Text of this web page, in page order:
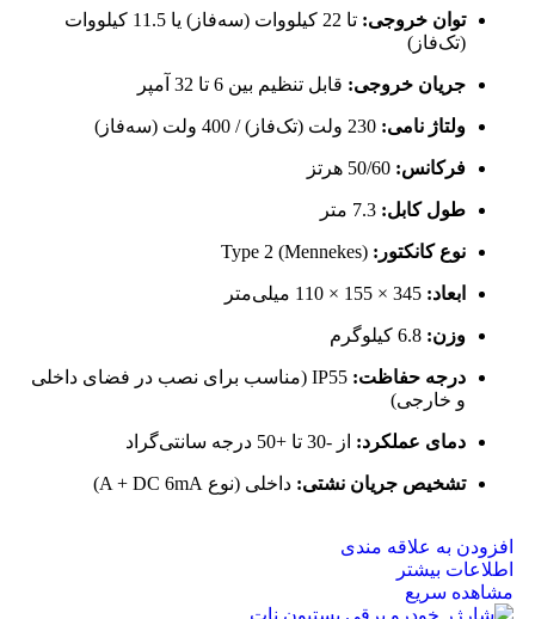
توان خروجی:
تا 22 کیلووات (سه‌فاز) یا 11.5 کیلووات
(تک‌فاز)
جریان خروجی: قابل تنظیم بین 6 تا 32 آمپر
ولتاژ نامی: 230 ولت (تک‌فاز) / 400 ولت (سه‌فاز)
فرکانس: 50/60 هرتز
طول کابل: 7.3 متر
نوع کانکتور: Type 2 (Mennekes)
ابعاد: 345 × 155 × 110 میلی‌متر
وزن: 6.8 کیلوگرم
درجه حفاظت:
IP55 (مناسب برای نصب در فضای داخلی
و خارجی)
دمای عملکرد: از -30 تا +50 درجه سانتی‌گراد
تشخیص جریان نشتی: داخلی (نوع A + DC 6mA)
افزودن به علاقه مندی
اطلاعات بیشتر
مشاهده سریع